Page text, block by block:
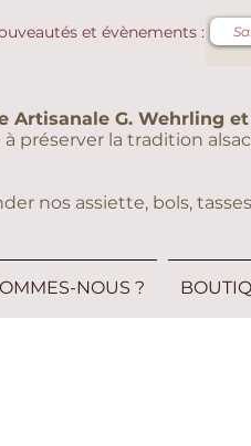
et évènements :
Artisanale G. Wehrling
à préserver la tradition
nos assiette, bols,
NOUS ?